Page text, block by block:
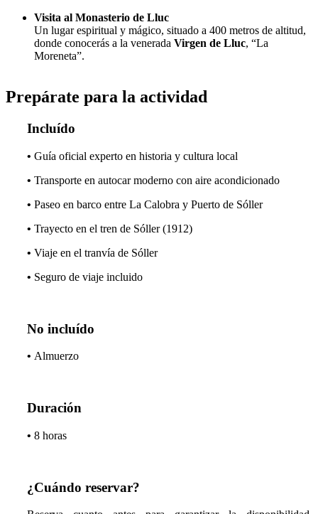
Visita al Monasterio de Lluc
Un lugar espiritual y mágico, situado a 400 metros de altitud,
donde conocerás a la venerada Virgen de Lluc, “La
Moreneta”.
Prepárate para la actividad
Incluído
• Guía oficial experto en historia y cultura local
• Transporte en autocar moderno con aire acondicionado
• Paseo en barco entre La Calobra y Puerto de Sóller
• Trayecto en el tren de Sóller (1912)
• Viaje en el tranvía de Sóller
• Seguro de viaje incluido
No incluído
• Almuerzo
Duración
• 8 horas
¿Cuándo reservar?